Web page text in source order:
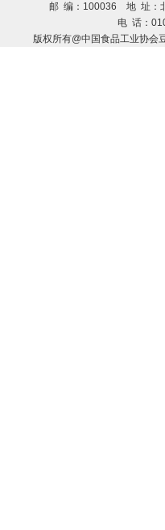
邮 编：100036 地 址：
电 话：
版权所有@中国食品工业协